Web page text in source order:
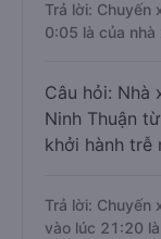
Trả lời: Chuyến
0:05 là của nhà
Câu hỏi: Nhà
Ninh Thuận
khởi hành trễ
Trả lời: Chuyến
vào lúc 21:20